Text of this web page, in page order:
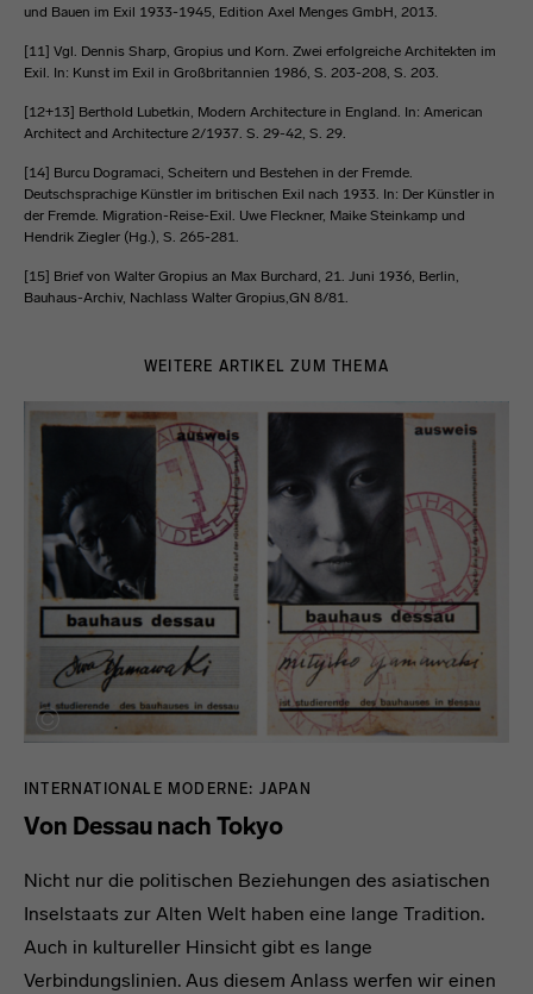
und Bauen im Exil 1933-1945, Edition Axel Menges GmbH, 2013.
[11] Vgl. Dennis Sharp, Gropius und Korn. Zwei erfolgreiche Architekten im
Exil. In: Kunst im Exil in Großbritannien 1986, S. 203-208, S. 203.
[12+13] Berthold Lubetkin, Modern Architecture in England. In: American
Architect and Architecture 2/1937. S. 29-42, S. 29.
[14] Burcu Dogramaci, Scheitern und Bestehen in der Fremde.
Deutschsprachige Künstler im britischen Exil nach 1933. In: Der Künstler in
der Fremde. Migration-Reise-Exil. Uwe Fleckner, Maike Steinkamp und
Hendrik Ziegler (Hg.), S. 265-281.
[15] Brief von Walter Gropius an Max Burchard, 21. Juni 1936, Berlin,
Bauhaus-Archiv, Nachlass Walter Gropius,GN 8/81.
WEITERE ARTIKEL ZUM THEMA
INTERNATIONALE MODERNE: JAPAN
Von Dessau nach Tokyo
Nicht nur die politischen Beziehungen des asiatischen
Inselstaats zur Alten Welt haben eine lange Tradition.
Auch in kultureller Hinsicht gibt es lange
Verbindungslinien. Aus diesem Anlass werfen wir einen